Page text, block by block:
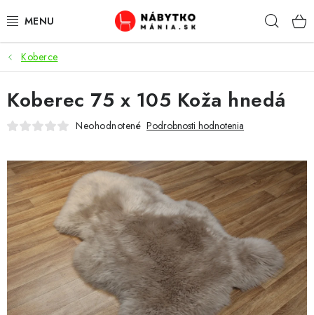
na
VÝPREDAJ
NOVINKY
OBÝVACIA IZBA
KUCHYŇA
SPÁĽŇA
PREDSIENE
PRACOVŇA / KANCELÁRIA
Koberce
Koberec 75 x 105 Koža hnedá
Neohodnotené Podrobnosti hodnotenia